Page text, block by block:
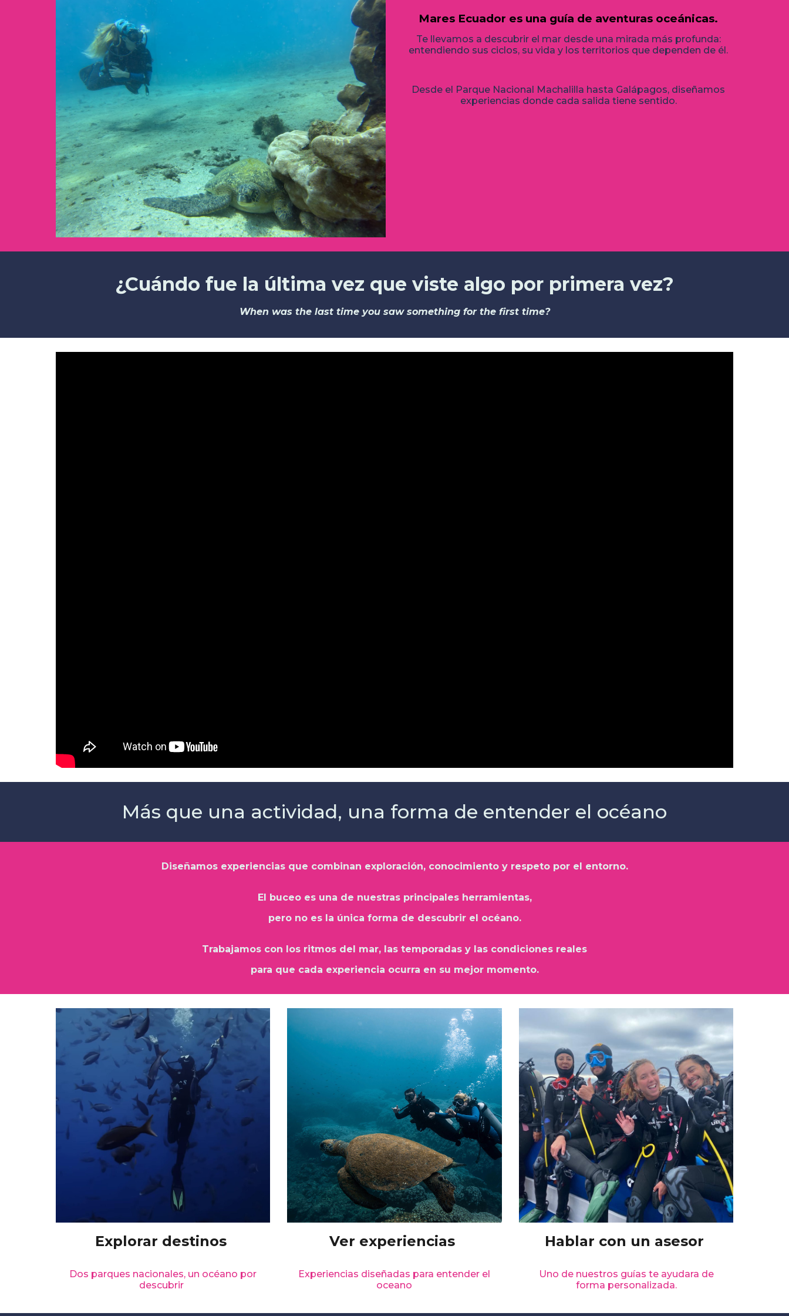
Mares Ecuador es una guía de aventuras oceánicas.
Te llevamos a descubrir el mar desde una mirada más profunda:
entendiendo sus ciclos, su vida y los territorios que dependen de él.
Desde el Parque Nacional Machalilla hasta Galápagos, diseñamos
experiencias donde cada salida tiene sentido.
¿Cuándo fue la última vez que viste algo por primera vez?
When was the last time you saw something for the first time?
Más que una actividad, una forma de entender el océano
Diseñamos experiencias que combinan exploración, conocimiento y respeto por el entorno.
El buceo es una de nuestras principales herramientas,
pero no es la única forma de descubrir el océano.
Trabajamos con los ritmos del mar, las temporadas y las condiciones reales
para que cada experiencia ocurra en su mejor momento.
Explorar destinos
Dos parques nacionales, un océano por
descubrir
Ver experiencias
Experiencias diseñadas para entender el
oceano
Hablar con un asesor
Uno de nuestros guías te ayudara de
forma personalizada.